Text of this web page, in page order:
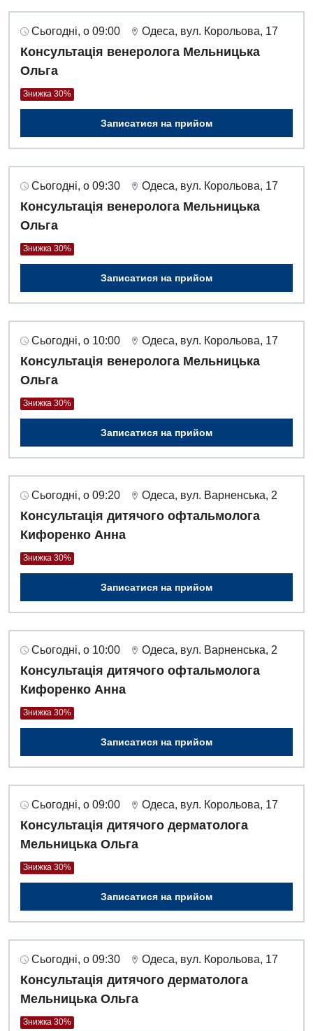
Сьогодні, о 09:00 Одеса, вул. Корольова, 17
Консультація венеролога Мельницька
Ольга
Знижка 30%
Записатися на прийом
Сьогодні, о 09:30 Одеса, вул. Корольова, 17
Консультація венеролога Мельницька
Ольга
Знижка 30%
Записатися на прийом
Сьогодні, о 10:00 Одеса, вул. Корольова, 17
Консультація венеролога Мельницька
Ольга
Знижка 30%
Записатися на прийом
Сьогодні, о 09:20 Одеса, вул. Варненська, 2
Консультація дитячого офтальмолога
Кифоренко Анна
Знижка 30%
Записатися на прийом
Сьогодні, о 10:00 Одеса, вул. Варненська, 2
Консультація дитячого офтальмолога
Кифоренко Анна
Знижка 30%
Записатися на прийом
Сьогодні, о 09:00 Одеса, вул. Корольова, 17
Консультація дитячого дерматолога
Мельницька Ольга
Знижка 30%
Записатися на прийом
Сьогодні, о 09:30 Одеса, вул. Корольова, 17
Консультація дитячого дерматолога
Мельницька Ольга
Знижка 30%